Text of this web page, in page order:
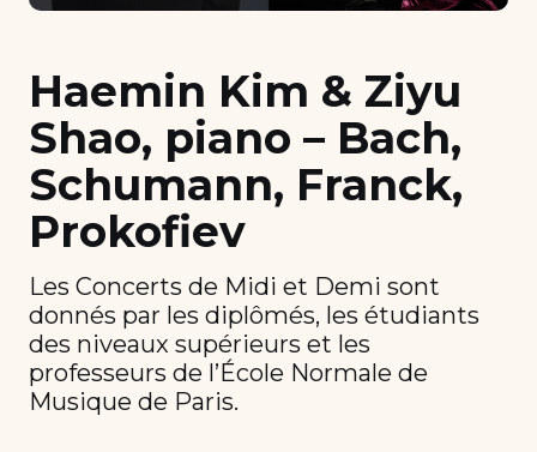
Haemin Kim & Ziyu
Shao, piano – Bach,
Schumann, Franck,
Prokofiev
Les Concerts de Midi et Demi sont
donnés par les diplômés, les étudiants
des niveaux supérieurs et les
professeurs de l’École Normale de
Musique de Paris.